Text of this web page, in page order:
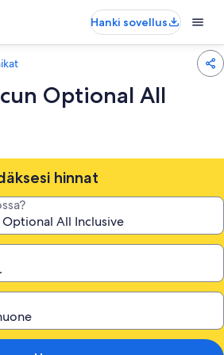
Hanki sovellus
Optional All
hinnat